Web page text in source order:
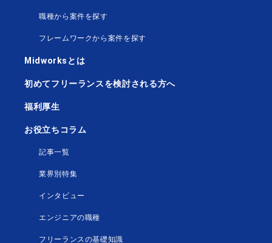
職種から案件を探す
フレームワークから案件を探す
Midworksとは
初めてフリーランスを検討される方へ
福利厚生
お役立ちコラム
記事一覧
業界別特集
インタビュー
エンジニアの職種
フリーランスの基礎知識